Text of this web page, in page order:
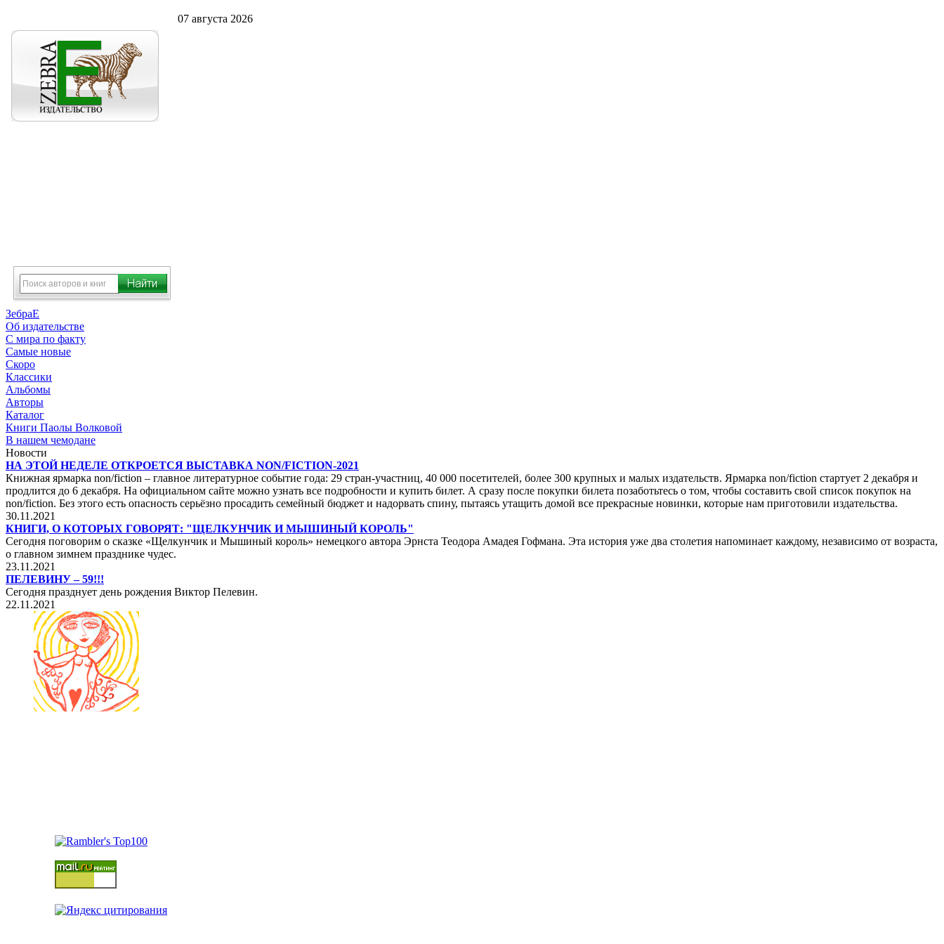
07 августа 2026
ЗебраЕ
Об издательстве
С мира по факту
Самые новые
Скоро
Классики
Альбомы
Авторы
Каталог
Книги Паолы Волковой
В нашем чемодане
Новости
НА ЭТОЙ НЕДЕЛЕ ОТКРОЕТСЯ ВЫСТАВКА NON/FICTION-2021
Книжная ярмарка non/fiction – главное литературное событие года: 29 стран-участниц, 40 000 посетителей, более 300 крупных и малых издательств. Ярмарка non/fiction стартует 2 декабря и
продлится до 6 декабря. На официальном сайте можно узнать все подробности и купить билет. А сразу после покупки билета позаботьтесь о том, чтобы составить свой список покупок на
non/fiction. Без этого есть опасность серьёзно просадить семейный бюджет и надорвать спину, пытаясь утащить домой все прекрасные новинки, которые нам приготовили издательства.
30.11.2021
КНИГИ, О КОТОРЫХ ГОВОРЯТ: "ЩЕЛКУНЧИК И МЫШИНЫЙ КОРОЛЬ"
Сегодня поговорим о сказке «Щелкунчик и Мышиный король» немецкого автора Эрнста Теодора Амадея Гофмана. Эта история уже два столетия напоминает каждому, независимо от возраста,
о главном зимнем празднике чудес.
23.11.2021
ПЕЛЕВИНУ – 59!!!
Сегодня празднует день рождения Виктор Пелевин.
22.11.2021